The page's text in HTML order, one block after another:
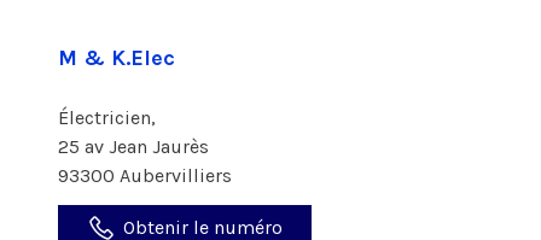
M & K.Elec
Électricien,
25 av Jean Jaurès
93300 Aubervilliers
Obtenir le numéro